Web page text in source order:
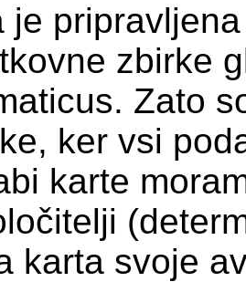
je
zbirke
Zato
ker vsi
karte
karta svoje